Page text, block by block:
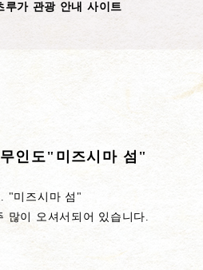
루가 관광 안내 사이트
인도"미즈시마 섬"
"미즈시마 섬"
많이 오셔서되어 있습니다.